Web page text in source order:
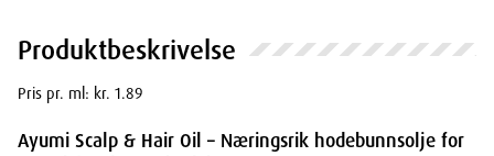
Produktbeskrivelse
Pris pr. ml: kr. 1.89
Ayumi Scalp & Hair Oil – Næringsrik hodebunnsolje for